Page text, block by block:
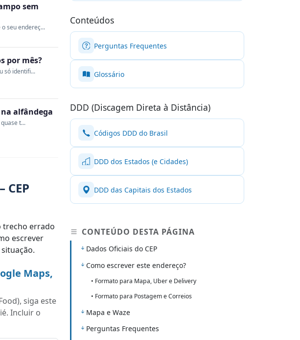
sem
seu endereç...
por mês?
só identifi...
na alfândega
t...
CEP
trecho errado
escrever
Maps,
siga este
Incluir o
Conteúdos
Perguntas Frequentes
Glossário
DDD (Discagem Direta à Distância)
Códigos DDD do Brasil
DDD dos Estados (e Cidades)
DDD das Capitais dos Estados
CONTEÚDO DESTA PÁGINA
Dados Oficiais do CEP
Como escrever este endereço?
• Formato para Mapa, Uber e Delivery
• Formato para Postagem e Correios
Mapa e Waze
Perguntas Frequentes